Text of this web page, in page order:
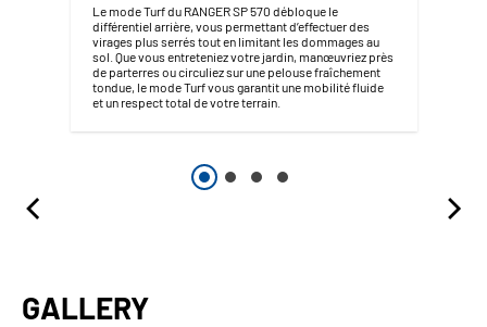
Le mode Turf du RANGER SP 570 débloque le
différentiel arrière, vous permettant d’effectuer des
virages plus serrés tout en limitant les dommages au
sol. Que vous entreteniez votre jardin, manœuvriez près
de parterres ou circuliez sur une pelouse fraîchement
tondue, le mode Turf vous garantit une mobilité fluide
et un respect total de votre terrain.
GALLERY